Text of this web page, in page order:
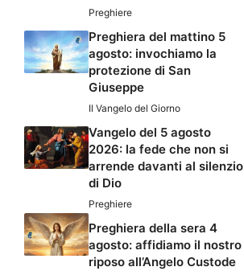
Preghiere
Preghiera del mattino 5
agosto: invochiamo la
protezione di San
Giuseppe
Il Vangelo del Giorno
Vangelo del 5 agosto
2026: la fede che non si
arrende davanti al silenzio
di Dio
Preghiere
Preghiera della sera 4
agosto: affidiamo il nostro
riposo all’Angelo Custode